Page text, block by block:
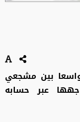
بين مشجعي
عبر حسابه